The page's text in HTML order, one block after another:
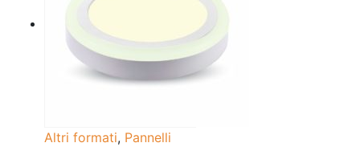
Altri formati, Pannelli